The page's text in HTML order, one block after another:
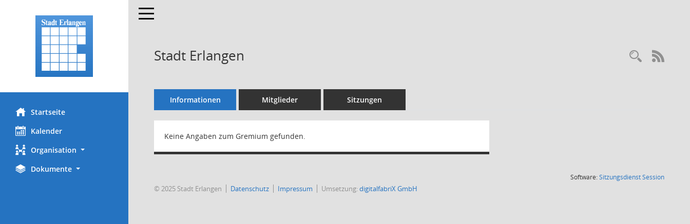
Startseite
Kalender
Organisation
Dokumente
Toggle navigation
Stadt Erlangen
Informationen Mitglieder Sitzungen
Keine Angaben zum Gremium gefunden.
Software:SitzungsdienstSession(Wird in
© 2025 Stadt Erlangen Datenschutz Impressum Umsetzung:digitalfabriX GmbH